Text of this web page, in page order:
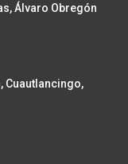
Álvaro Obregón
Cuautlancingo,